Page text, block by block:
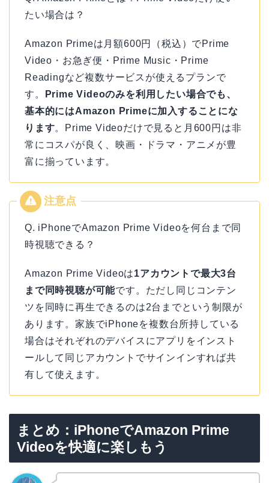
たい場合は？
Amazon Primeは月額600円（税込）でPrime
Video・お急ぎ便・Prime Music・Prime
Readingなど複数サービスが使えるプランで
す。
Prime Videoのみを利用したい場合でも、
基本的にはAmazon Primeに加入することにな
ります。Prime Videoだけで見ると月600円は非
常にコスパが良く、映画・ドラマ・アニメが豊
富に揃っています。
Q. iPhoneでAmazon Prime Videoを何台まで同
時視聴できる？
Amazon Prime Videoは1アカウントで最大3台
まで同時視聴が可能です。ただし同じコンテン
ツを同時に再生できるのは2台までという制限が
あります。家族でiPhoneを複数台所持している
場合はそれぞれのデバイスにアプリをインスト
ールして同じアカウントでサインインすれば共
有して使えます。
まとめ：iPhoneでAmazon Prime
Videoを快適に楽しもう